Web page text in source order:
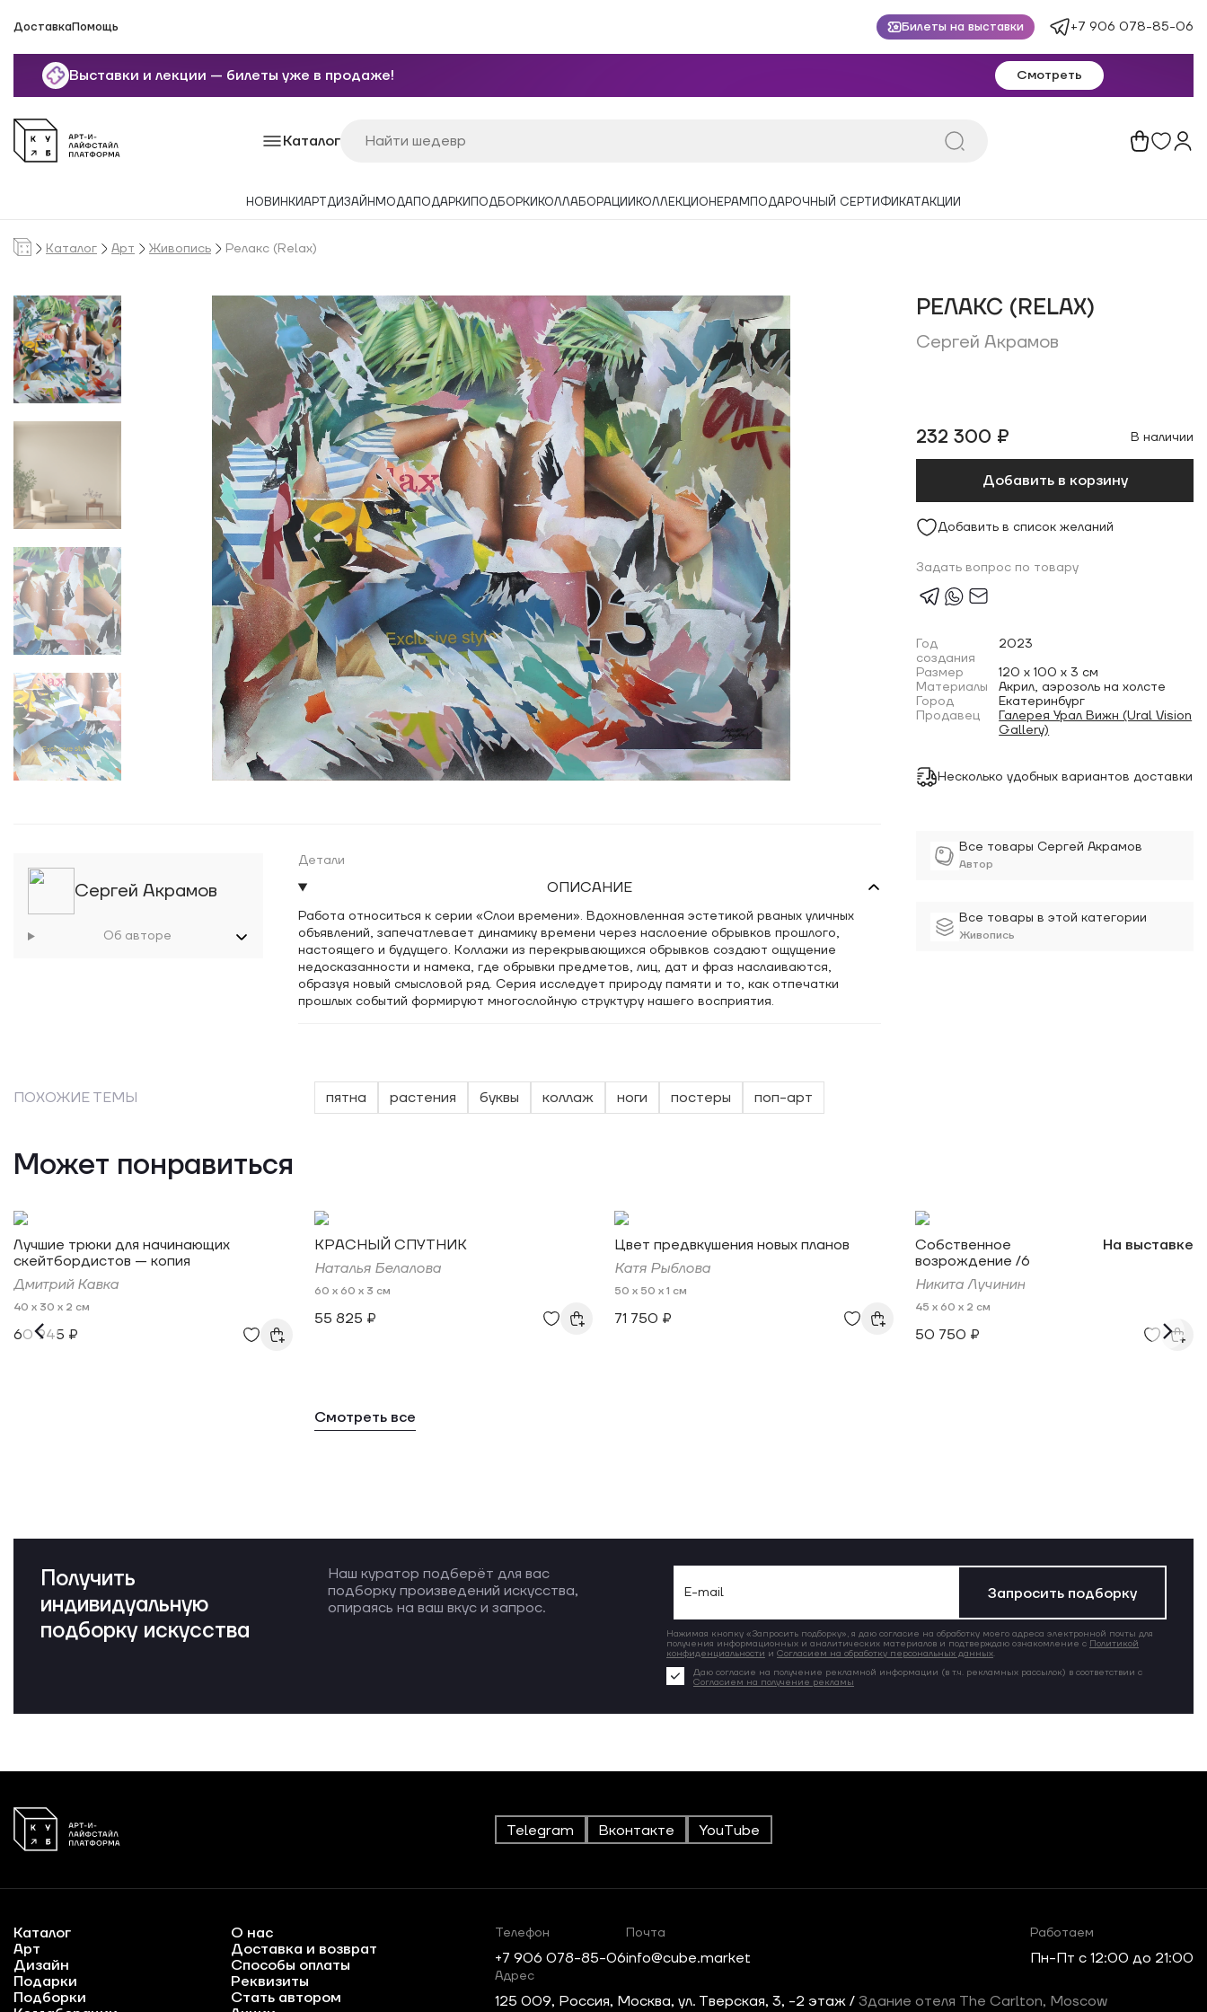
ДоставкаПомощь Билеты на выставки +7 906 078-85-06
Выставки и лекции — билеты уже в продаже! Смотреть
Каталог
НОВИНКИАРТДИЗАЙН МОДАПОДАРКИ ПОДБОРКИ КОЛЛАБОРАЦИИ КОЛЛЕКЦИОНЕРАМ ПОДАРОЧНЫЙ СЕРТИФИКАТАКЦИИ
Каталог Арт Живопись Релакс (Relax)
РЕЛАКС (RELAX)
Сергей Акрамов
232 300 ₽ В наличии
Добавить в корзину
Добавить в список желаний
Задать вопрос по товару
Год
создания
2023
Размер
120 x 100 x 3 см
Материалы
Акрил, аэрозоль на холсте
Город
Екатеринбург
Продавец
Галерея Урал Вижн (Ural Vision
Gallery)
Несколько удобных вариантов доставки
Все товары Сергей Акрамов
Автор
Все товары в этой категории
Живопись
Сергей Акрамов
Об авторе
Детали
ОПИСАНИЕ
Работа относиться к серии «Слои времени». Вдохновленная эстетикой рваных уличных
объявлений, запечатлевает динамику времени через наслоение обрывков прошлого,
настоящего и будущего. Коллажи из перекрывающихся обрывков создают ощущение
недосказанности и намека, где обрывки предметов, лиц, дат и фраз наслаиваются,
образуя новый смысловой ряд. Серия исследует природу памяти и то, как отпечатки
прошлых событий формируют многослойную структуру нашего восприятия.
ПОХОЖИЕ ТЕМЫ пятна растения буквы коллаж ноги постеры поп-арт
Может понравиться
Лучшие трюки для начинающих
скейтбордистов — копия
Дмитрий Кавка
40 x 30 x 2 см
60 945 ₽
КРАСНЫЙ СПУТНИК
Наталья Белалова
60 x 60 x 3 см
55 825 ₽
Цвет предвкушения новых планов
Катя Рыблова
50 x 50 x 1 см
71 750 ₽
Собственное
возрождение /6
На выставке
Никита Лучинин
45 x 60 x 2 см
50 750 ₽
Смотреть все
Получить
индивидуальную
подборку искусства
Наш куратор подберёт для вас
подборку произведений искусства,
опираясь на ваш вкус и запрос.
Запросить подборку
Нажимая кнопку «Запросить подборку», я даю согласие на обработку моего адреса электронной почты для
получения информационных и аналитических материалов и подтверждаю ознакомление с Политикой
конфиденциальности и Согласием на обработку персональных данных.
Даю согласие на получение рекламной информации (в т.ч. рекламных рассылок) в соответствии с
Согласием на получение рекламы
Telegram Вконтакте YouTube
Каталог
Арт
Дизайн
Подарки
Подборки
О нас
Доставка и возврат
Способы оплаты
Реквизиты
Стать автором
Телефон
+7 906 078-85-06
Почта
info@cube.market
Работаем
Пн-Пт c 12:00 до 21:00
Адрес
125 009, Россия, Москва, ул. Тверская, 3, -2 этаж / Здание отеля The Carlton, Moscow